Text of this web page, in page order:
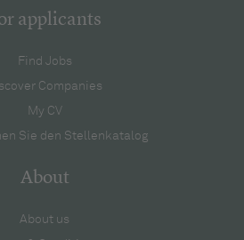
applicants
Find Jobs
Companies
My CV
Sie den Stellenkatalog
About
About us